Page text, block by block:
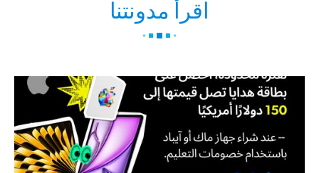
اقرأ مدونتنا